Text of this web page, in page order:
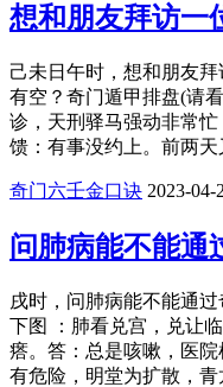
想和朋友拜访一
己未日午时，想和朋友
有空？奇门遁甲排盘(请
诊，天刑驿马强动非常
馈：有事没约上。前两天
奇门六壬金口诀 2023-04-
问肺病能不能通
戌时，问肺病能不能通
下图 ：肺看兑宫，兑让
瘩。答：总是咳嗽，医院
有危险，明堂为扩散，青